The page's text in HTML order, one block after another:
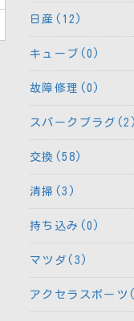
日産(12)
キューブ(0)
故障修理(0)
スパークプラグ(2)
交換(58)
清掃(3)
持ち込み(0)
マツダ(3)
アクセラスポーツ